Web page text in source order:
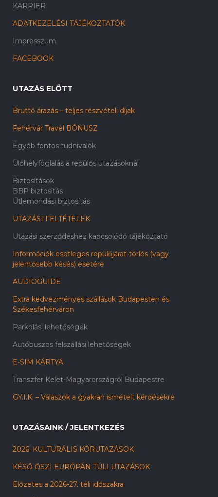
KARRIER
ADATKEZELÉSI TÁJÉKOZTATÓK
Impresszum
FACEBOOK
UTAZÁS ELŐTT
Bruttó árazás – teljes részvételi díjak
Fehérvár Travel BÓNUSZ
Egyéb fontos tudnivalók
Ülőhelyfoglalás a repülős utazásoknál
Biztosítások
BBP biztosítás
Útlemondási biztosítás
UTAZÁSI FELTÉTELEK
Utazási szerződéshez kapcsolódó tájékoztató
Információk esetleges repülőjárat-törlés (vagy
jelentősebb késés) esetére
AUDIOGUIDE
Extra kedvezményes szállások Budapesten és
Székesfehérváron
Parkolási lehetőségek
Autóbuszos felszállási lehetőségek
E-SIM KÁRTYA
Transzfer Kelet-Magyarországról Budapestre
GY.I.K. – Válaszok a gyakran ismételt kérdésekre
UTAZÁSAINK / JELENTKEZÉS
2026. KULTURÁLIS KÖRUTAZÁSOK
KÉSŐ ŐSZI EURÓPÁN TÚLI UTAZÁSOK
Előzetes a 2026-27. téli időszakra